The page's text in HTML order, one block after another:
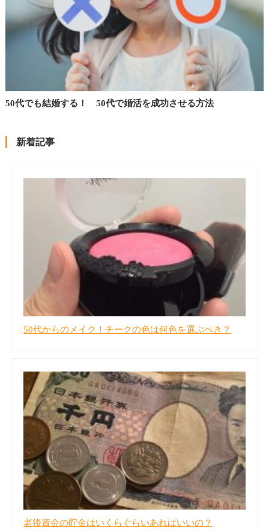
50代でも結婚する！ 50代で婚活を成功させる方法
新着記事
50代からのメイク！チークの色は何色を選ぶべき？
老後資金の貯金はいくらぐらいあればいいの？